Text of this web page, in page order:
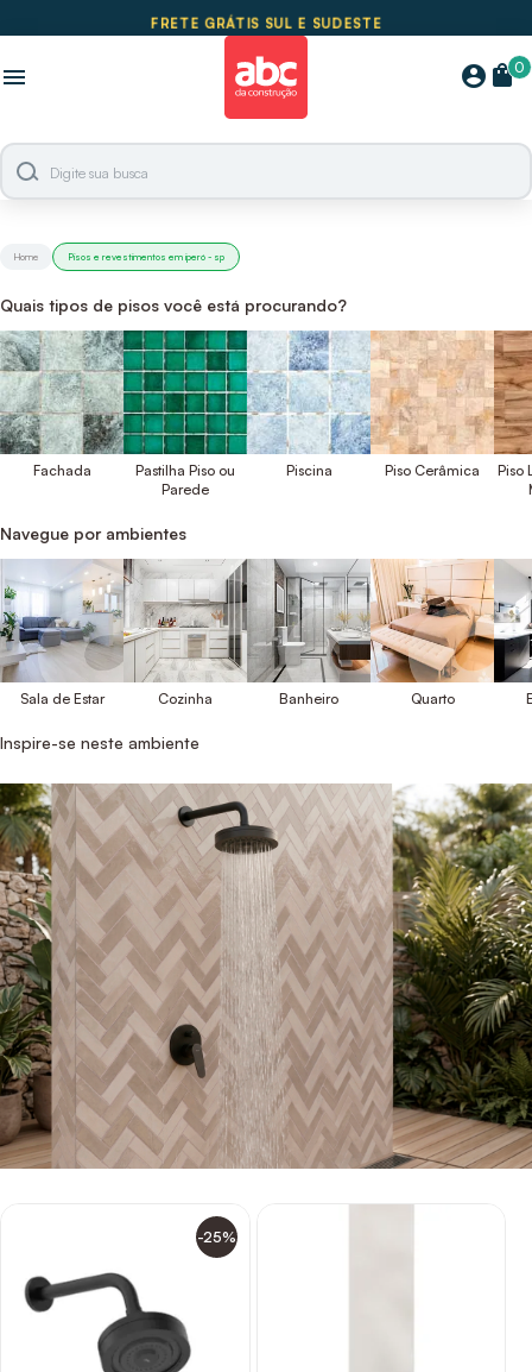
FRETE GRÁTIS SUL E SUDESTE
menu account_circle 0
shopping_bag
Home Pisos e revestimentos em iperó - sp
Quais tipos de pisos você está procurando?
Fachada
Pastilha Piso ou
Parede
Piscina Piso Cerâmica
Piso
Navegue por ambientes
Sala de Estar Cozinha Banheiro Quarto
Inspire-se neste ambiente
-25%